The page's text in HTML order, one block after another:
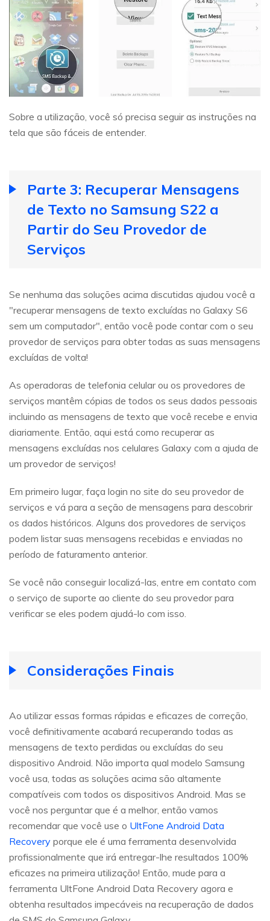
Sobre a utilização, você só precisa seguir as instruções na
tela que são fáceis de entender.
Parte 3: Recuperar Mensagens
de Texto no Samsung S22 a
Partir do Seu Provedor de
Serviços
Se nenhuma das soluções acima discutidas ajudou você a
"recuperar mensagens de texto excluídas no Galaxy S6
sem um computador", então você pode contar com o seu
provedor de serviços para obter todas as suas mensagens
excluídas de volta!
As operadoras de telefonia celular ou os provedores de
serviços mantêm cópias de todos os seus dados pessoais
incluindo as mensagens de texto que você recebe e envia
diariamente. Então, aqui está como recuperar as
mensagens excluídas nos celulares Galaxy com a ajuda de
um provedor de serviços!
Em primeiro lugar, faça login no site do seu provedor de
serviços e vá para a seção de mensagens para descobrir
os dados históricos. Alguns dos provedores de serviços
podem listar suas mensagens recebidas e enviadas no
período de faturamento anterior.
Se você não conseguir localizá-las, entre em contato com
o serviço de suporte ao cliente do seu provedor para
verificar se eles podem ajudá-lo com isso.
Considerações Finais
Ao utilizar essas formas rápidas e eficazes de correção,
você definitivamente acabará recuperando todas as
mensagens de texto perdidas ou excluídas do seu
dispositivo Android. Não importa qual modelo Samsung
você usa, todas as soluções acima são altamente
compatíveis com todos os dispositivos Android. Mas se
você nos perguntar que é a melhor, então vamos
recomendar que você use o UltFone Android Data
Recovery porque ele é uma ferramenta desenvolvida
profissionalmente que irá entregar-lhe resultados 100%
eficazes na primeira utilização! Então, mude para a
ferramenta UltFone Android Data Recovery agora e
obtenha resultados impecáveis na recuperação de dados